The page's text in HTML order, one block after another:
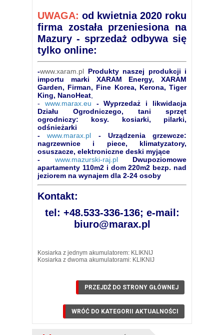
UWAGA: od kwietnia 2020 roku
firma została przeniesiona na
Mazury - sprzedaż odbywa się
tylko online:
-www.xaram.pl Produkty naszej produkcji i
importu marki XARAM Energy, XARAM
Garden, Firman, Fine Korea, Kerona, Tiger
King, NanoHeat,
- www.marax.eu - Wyprzedaż i likwidacja
Działu Ogrodniczego, tani sprzęt
ogrodniczy: kosy. kosiarki, pilarki,
odśnieżarki
-www.marax.pl - Urządzenia grzewcze:
nagrzewnice i piece, klimatyzatory,
osuszacze, elektroniczne deski myjące
- www.mazurski-raj.plDwupoziomowe
apartamenty 110m2 i dom 220m2 bezp. nad
jeziorem na wynajem dla 2-24 osoby
Kontakt:
tel: +48.533-336-136; e-mail:
biuro@marax.pl
Kosiarka z jednym akumulatorem: KLIKNIJ
Kosiarka z dwoma akumulatorami: KLIKNIJ
PRZEJDŹ DO STRONY GŁÓWNEJ
WRÓĆ DO KATEGORII AKTUALNOŚCI